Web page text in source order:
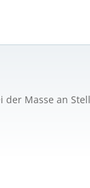
Masse an